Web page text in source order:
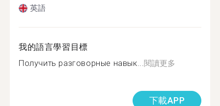
英語
我的語言學習目標
Получить разговорные навык...閱讀更多
下載APP